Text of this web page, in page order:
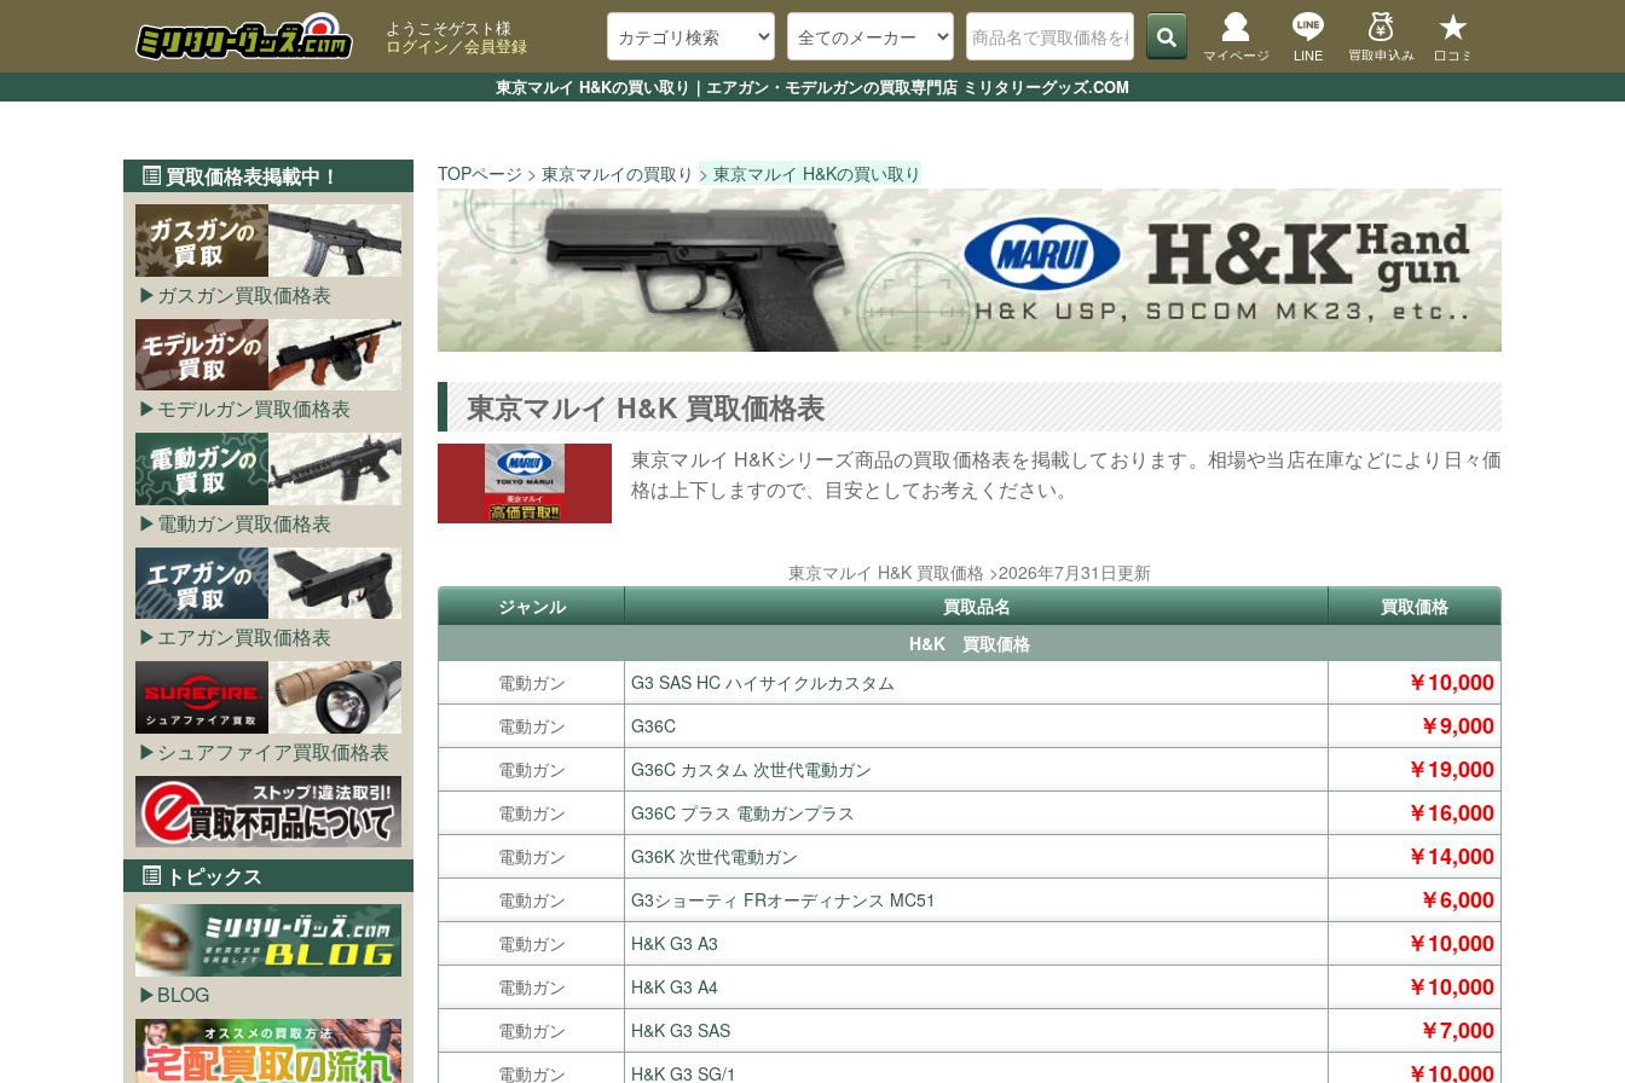
東京マルイ H&Kの買い取り｜エアガン・モデルガンの買取専門店 ミリタリーグッズ.COM
ようこそゲスト様
ログイン／会員登録 マイページ LINE 買取申込み 口コミ
TOPページ 東京マルイの買取り 東京マルイ H&Kの買い取り
東京マルイ H&K 買取価格表
東京マルイ H&Kシリーズ商品の買取価格表を掲載しております。相場や当店在庫などにより日々価
格は上下しますので、目安としてお考えください。
東京マルイ H&K 買取価格 >2026年7月31日更新
ジャンル
買取品名
買取価格
H&K 買取価格
電動ガン
G3 SAS HC ハイサイクルカスタム ￥10,000
電動ガン G36C ￥9,000
電動ガン G36C カスタム 次世代電動ガン ￥19,000
電動ガン G36C プラス 電動ガンプラス ￥16,000
電動ガン G36K 次世代電動ガン ￥14,000
電動ガン G3ショーティ FRオーディナンス MC51 ￥6,000
電動ガン H&K G3 A3 ￥10,000
電動ガン H&K G3 A4 ￥10,000
電動ガン H&K G3 SAS ￥7,000
電動ガン H&K G3 SG/1 ￥10,000
買取価格表掲載中！
ガスガン買取価格表
モデルガン買取価格表
電動ガン買取価格表
エアガン買取価格表
シュアファイア買取価格表
トピックス
BLOG